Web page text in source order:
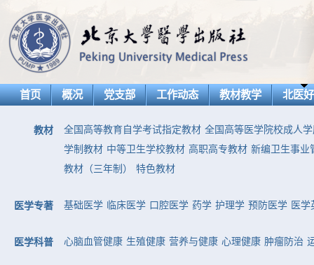
首页 概况 党支部 工作动态 教材教学 北医
教材 全国高等教育自学考试指定教材 全国高等医学院校成人
学制教材 中等卫生学校教材 高职高专教材 新编卫生事业
教材（三年制）
特色教材
医学专著 基础医学 临床医学 口腔医学 药学 护理学 预防医学 医学
医学科普 心脑血管健康 生殖健康 营养与健康 心理健康 肿瘤防治